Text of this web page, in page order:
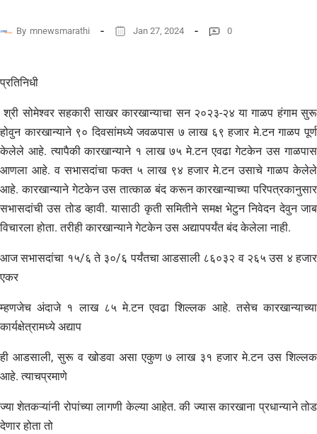
By mnewsmarathi Jan 27, 2024 0
प्रतिनिधी
श्री सोमेश्वर सहकारी साखर कारखान्याचा सन २०२३-२४ या गाळप हंगाम सुरू
होवुन कारखान्याने ९० दिवसांमध्ये जवळपास ७ लाख ६९ हजार मे.टन गाळप पूर्ण
केलेले आहे. त्यापैकी कारखान्याने १ लाख ७५ मे.टन एवढा गेटकेन उस गाळपास
आणला आहे. व सभासदांचा फक्त ५ लाख ९४ हजार मे.टन उसाचे गाळप केलेले
आहे. कारखान्याने गेटकेन उस तात्काळ बंद करून कारखान्याच्या परिपत्रकानुसार
सभासदांची उस तोड व्हावी. यासाठी कृती समितीने समक्ष भेटुन निवेदन देवुन जाब
विचारला होता. तरीही कारखान्याने गेटकेन उस अद्यापपर्यंत बंद केलेला नाही.
आज सभासदांचा १५/६ ते ३०/६ पर्यंतचा आडसाली ८६०३२ व २६५ उस ४ हजार
एकर
म्हणजेच अंदाजे १ लाख ८५ मे.टन एवढा शिल्लक आहे. तसेच कारखान्याच्या
कार्यक्षेत्रामध्ये अद्याप
ही आडसाली, सुरू व खोडवा असा एकुण ७ लाख ३१ हजार मे.टन उस शिल्लक
आहे. त्याचप्रमाणे
ज्या शेतकऱ्यांनी रोपांच्या लागणी केल्या आहेत. की ज्यास कारखाना प्रधान्याने तोड
देणार होता तो